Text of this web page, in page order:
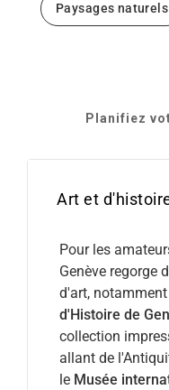
Paysages naturels
Planifiez
Art et
Pour les
Genève regorge
d'art,
d'Histoire de
collection
allant de
le Musée